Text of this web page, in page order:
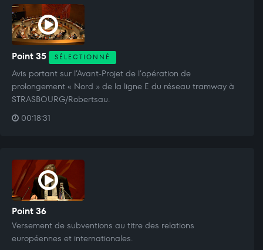
Point 35 SÉLECTIONNÉ
Avis portant sur l’Avant-Projet de l’opération de
prolongement « Nord » de la ligne E du réseau tramway à
STRASBOURG/Robertsau.
00:18:31
Point 36
Versement de subventions au titre des relations
européennes et internationales.